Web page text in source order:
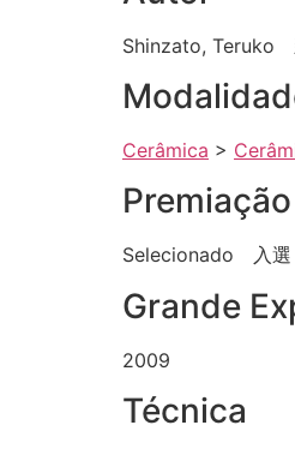
Shinzato, Teruko
Cerâmica >
Premiação
Selecionado 入選
Grande
2009
Técnica